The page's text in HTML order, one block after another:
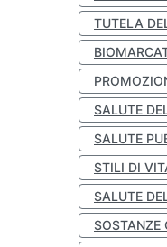
TUTELA
SALUTE
SALUTE
STILI DI
SALUTE
SOSTANZE